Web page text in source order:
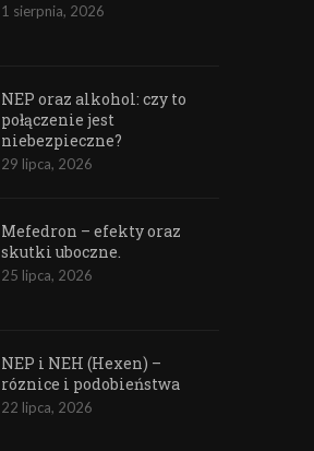
1 sierpnia, 2026
NEP oraz alkohol: czy to
połączenie jest
niebezpieczne?
29 lipca, 2026
Mefedron – efekty oraz
skutki uboczne.
25 lipca, 2026
NEP i NEH (Hexen) –
róznice i podobieństwa
22 lipca, 2026